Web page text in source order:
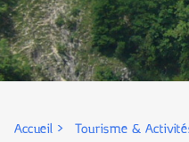
Accueil Tourisme &